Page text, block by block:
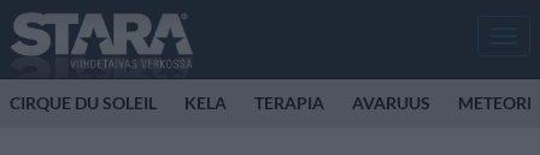
CIRQUE DU SOLEIL KELA TERAPIA AVARUUS METEORI